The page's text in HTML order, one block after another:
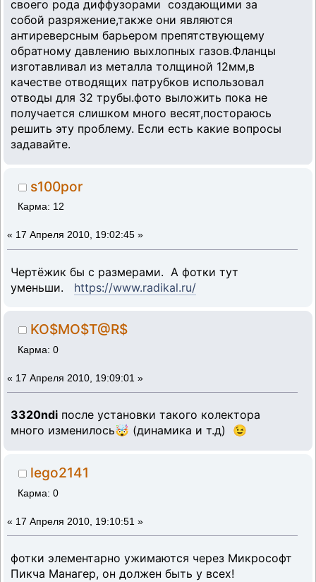
своего рода диффузорами создающими за
собой разряжение,также они являются
антиреверсным барьером препятствующему
обратному давлению выхлопных газов.Фланцы
изготавливал из металла толщиной 12мм,в
качестве отводящих патрубков использовал
отводы для 32 трубы.фото выложить пока не
получается слишком много весят,постораюсь
решить эту проблему. Если есть какие вопросы
задавайте.
s100por
Карма: 12
« 17 Апреля 2010, 19:02:45 »
Чертёжик бы с размерами. А фотки тут
уменьши. https://www.radikal.ru/
KO$MO$T@R$
Карма: 0
« 17 Апреля 2010, 19:09:01 »
3320ndi после установки такого колектора
много изменилось🤯 (динамика и т.д) 😉
lego2141
Карма: 0
« 17 Апреля 2010, 19:10:51 »
фотки элементарно ужимаются через Микрософт
Пикча Манагер, он должен быть у всех!